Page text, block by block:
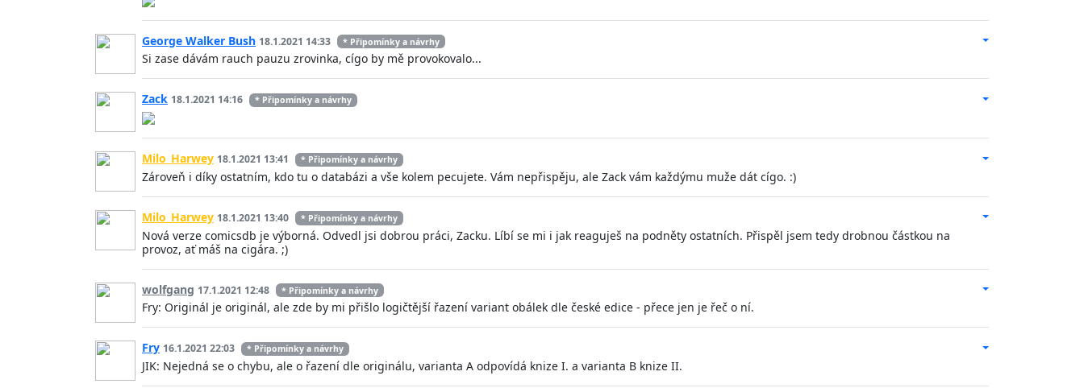
George Walker Bush 18.1.2021 14:33 * Připomínky a návrhy
Si zase dávám rauch pauzu zrovinka, cígo by mě provokovalo...
Zack 18.1.2021 14:16 * Připomínky a návrhy
Milo_Harwey 18.1.2021 13:41 * Připomínky a návrhy
Zároveň i díky ostatním, kdo tu o databázi a vše kolem pecujete. Vám nepřispěju, ale Zack vám každýmu muže dát cígo. :)
Milo_Harwey 18.1.2021 13:40 * Připomínky a návrhy
Nová verze comicsdb je výborná. Odvedl jsi dobrou práci, Zacku. Líbí se mi i jak reaguješ na podněty ostatních. Přispěl jsem tedy drobnou částkou na
provoz, ať máš na cigára. ;)
wolfgang 17.1.2021 12:48 * Připomínky a návrhy
Fry: Originál je originál, ale zde by mi přišlo logičtější řazení variant obálek dle české edice - přece jen je řeč o ní.
Fry 16.1.2021 22:03 * Připomínky a návrhy
JIK: Nejedná se o chybu, ale o řazení dle originálu, varianta A odpovídá knize I. a varianta B knize II.